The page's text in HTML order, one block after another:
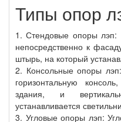
Типы опор
1. Стендовые опоры лэп:
непосредственно к
штырь, на который
2. Консольные опоры
горизонтальную
здания, и
устанавливается
3. Угловые опоры лэп: